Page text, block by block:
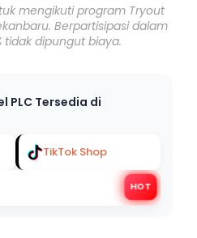
mengikuti program Tryout
Berpartisipasi dalam
tidak dipungut biaya.
PLC Tersedia di
TikTok Shop
HOT